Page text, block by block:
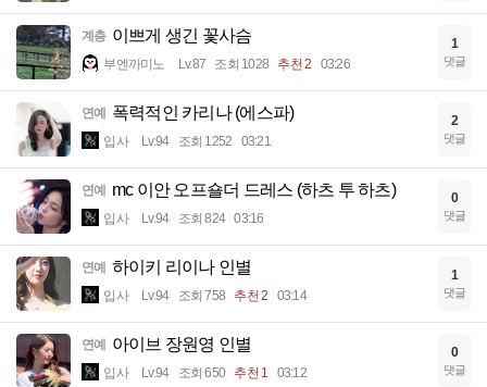
계층 이쁘게 생긴 꽃사슴
부엔까미노 Lv.87 조회 1028 추천 2 03:26
1
댓글
연예 폭력적인 카리나 (에스파)
입사 Lv.94 조회 1252 03:21
2
댓글
연예 mc 이안 오프숄더 드레스 (하츠 투 하츠)
입사 Lv.94 조회 824 03:16
0
댓글
연예 하이키 리이나 인별
입사 Lv.94 조회 758 추천 2 03:14
1
댓글
연예 아이브 장원영 인별
입사 Lv.94 조회 650 추천 1 03:12
0
댓글